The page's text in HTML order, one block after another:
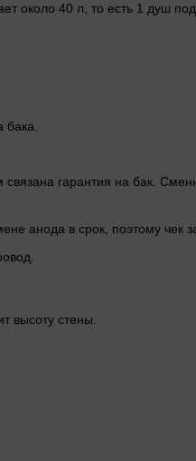
около 40 л, то есть 1 душ
гарантия на бак.
анода в срок, поэтому чек
высоту стены.